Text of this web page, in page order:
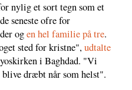
nylig et sort tegn som et
seneste ofre for
ogen hel familie på tre.
sted for kristne",udtalte
i Baghdad. "Vi
blive dræbt når som helst".